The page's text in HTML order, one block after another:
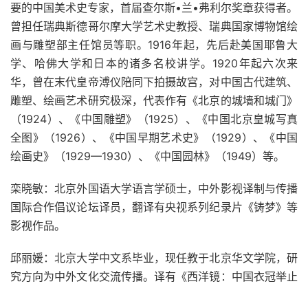
要的中国美术史专家，首届查尔斯•兰•弗利尔奖章获得者。
曾担任瑞典斯德哥尔摩大学艺术史教授、瑞典国家博物馆绘
画与雕塑部主任馆员等职。1916年起，先后赴美国耶鲁大
学、哈佛大学和日本的诸多名校讲学。1920年起六次来
华，曾在末代皇帝溥仪陪同下拍摄故宫，对中国古代建筑、
雕塑、绘画艺术研究极深，代表作有《北京的城墙和城门》
（1924）、《中国雕塑》（1925）、《中国北京皇城写真
全图》（1926）、《中国早期艺术史》（1929）、《中国
绘画史》（1929—1930）、《中国园林》（1949）等。
栾晓敏：北京外国语大学语言学硕士，中外影视译制与传播
国际合作倡议论坛译员，翻译有央视系列纪录片《铸梦》等
影视作品。
邱丽媛：北京大学中文系毕业，现任教于北京华文学院，研
究方向为中外文化交流传播。译有《西洋镜：中国衣冠举止